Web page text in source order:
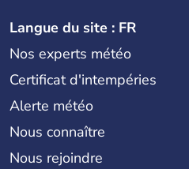
Langue du site : FR
Nos experts météo
Certificat d'intempéries
Alerte météo
Nous connaître
Nous rejoindre